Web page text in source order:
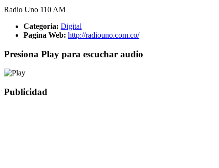
Radio Uno 110 AM
Categoria: Digital
Pagina Web: http://radiouno.com.co/
Presiona Play para escuchar audio
Publicidad